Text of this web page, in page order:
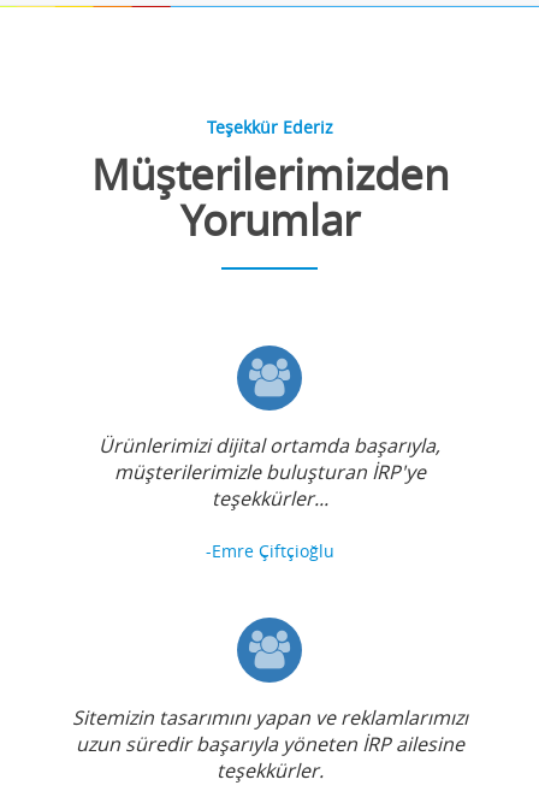
Teşekkür Ederiz
Müşterilerimizden
Yorumlar
Ürünlerimizi dijital ortamda başarıyla,
müşterilerimizle buluşturan İRP'ye
teşekkürler...
-Emre Çiftçioğlu
Sitemizin tasarımını yapan ve reklamlarımızı
uzun süredir başarıyla yöneten İRP ailesine
teşekkürler.